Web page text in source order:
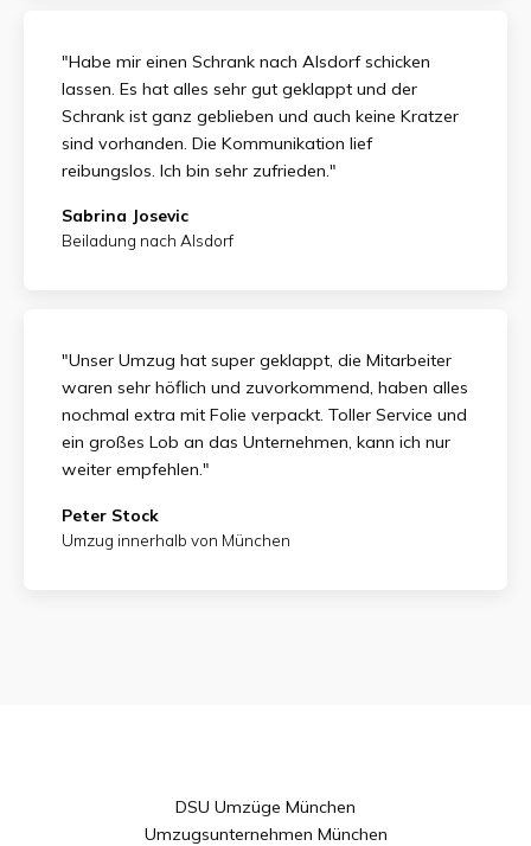
"Habe mir einen Schrank nach Alsdorf schicken
lassen. Es hat alles sehr gut geklappt und der
Schrank ist ganz geblieben und auch keine Kratzer
sind vorhanden. Die Kommunikation lief
reibungslos. Ich bin sehr zufrieden."
Sabrina Josevic
Beiladung nach Alsdorf
"Unser Umzug hat super geklappt, die Mitarbeiter
waren sehr höflich und zuvorkommend, haben alles
nochmal extra mit Folie verpackt. Toller Service und
ein großes Lob an das Unternehmen, kann ich nur
weiter empfehlen."
Peter Stock
Umzug innerhalb von München
DSU Umzüge München
Umzugsunternehmen München